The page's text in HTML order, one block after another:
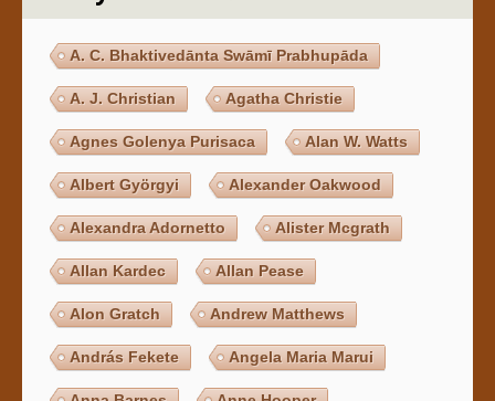
A. C. Bhaktivedānta Swāmī Prabhupāda
A. J. Christian Agatha Christie
Agnes Golenya Purisaca Alan W. Watts
Albert Györgyi Alexander Oakwood
Alexandra Adornetto Alister Mcgrath
Allan Kardec Allan Pease
Alon Gratch Andrew Matthews
András Fekete Angela Maria Marui